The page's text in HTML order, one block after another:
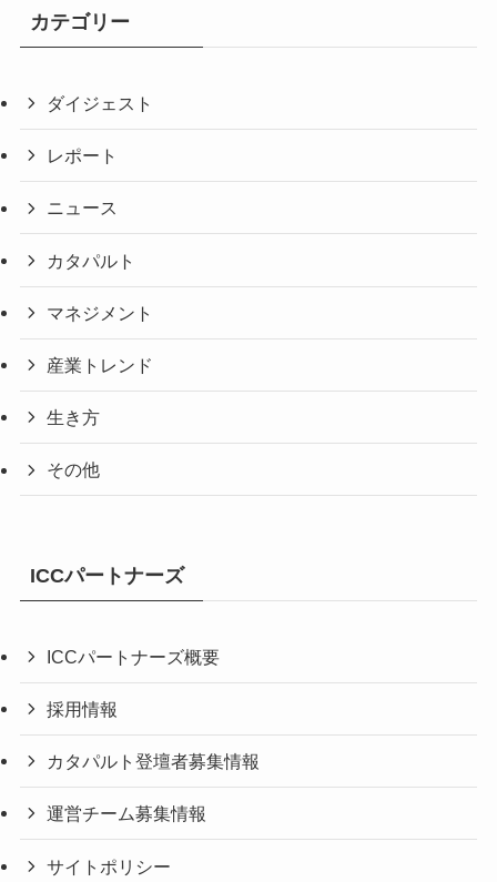
カテゴリー
ダイジェスト
レポート
ニュース
カタパルト
マネジメント
産業トレンド
生き方
その他
ICCパートナーズ
ICCパートナーズ概要
採用情報
カタパルト登壇者募集情報
運営チーム募集情報
サイトポリシー